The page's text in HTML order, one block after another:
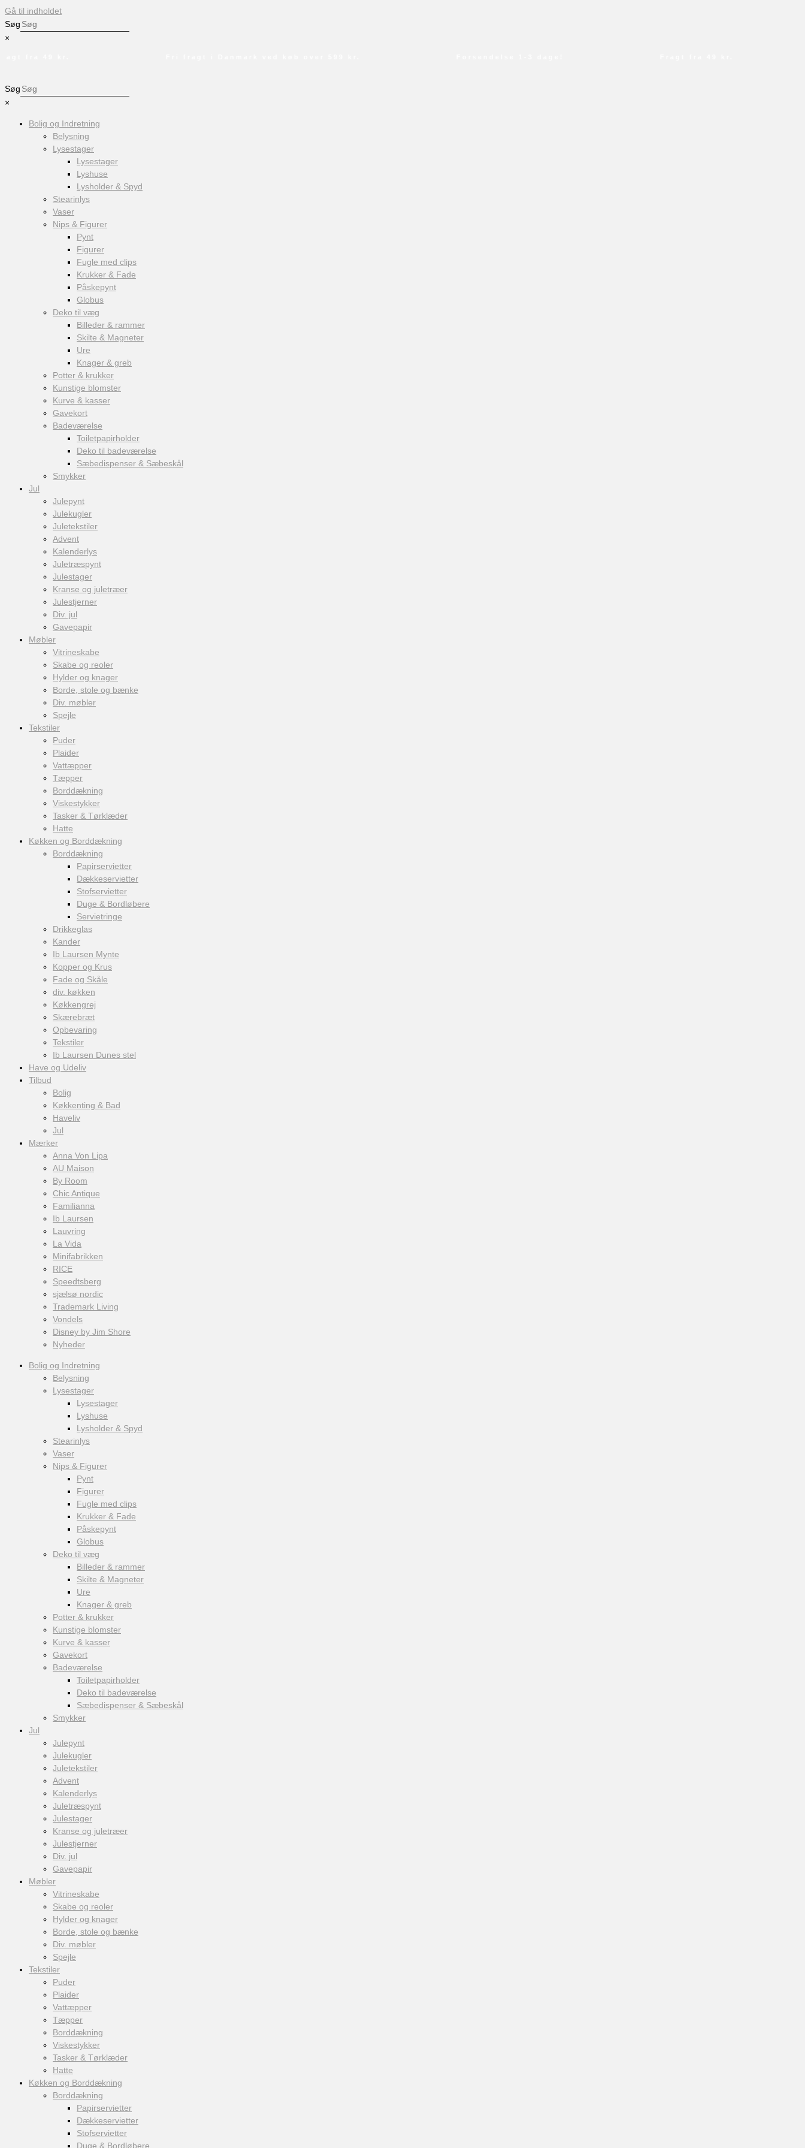
Gå til indholdet
Søg
×
Søg
×
Bolig og Indretning
Belysning
Lysestager
Lysestager
Lyshuse
Lysholder & Spyd
Stearinlys
Vaser
Nips & Figurer
Pynt
Figurer
Fugle med clips
Krukker & Fade
Påskepynt
Globus
Deko til væg
Billeder & rammer
Skilte & Magneter
Ure
Knager & greb
Potter & krukker
Kunstige blomster
Kurve & kasser
Gavekort
Badeværelse
Toiletpapirholder
Deko til badeværelse
Sæbedispenser & Sæbeskål
Smykker
Jul
Julepynt
Julekugler
Juletekstiler
Advent
Kalenderlys
Juletræspynt
Julestager
Kranse og juletræer
Julestjerner
Div. jul
Gavepapir
Møbler
Vitrineskabe
Skabe og reoler
Hylder og knager
Borde, stole og bænke
Div. møbler
Spejle
Tekstiler
Puder
Plaider
Vattæpper
Tæpper
Borddækning
Viskestykker
Tasker & Tørklæder
Hatte
Køkken og Borddækning
Borddækning
Papirservietter
Dækkeservietter
Stofservietter
Duge & Bordløbere
Servietringe
Drikkeglas
Kander
Ib Laursen Mynte
Kopper og Krus
Fade og Skåle
div. køkken
Køkkengrej
Skærebræt
Opbevaring
Tekstiler
Ib Laursen Dunes stel
Have og Udeliv
Tilbud
Bolig
Køkkenting & Bad
Haveliv
Jul
Mærker
Anna Von Lipa
AU Maison
By Room
Chic Antique
Familianna
Ib Laursen
Lauvring
La Vida
Minifabrikken
RICE
Speedtsberg
sjælsø nordic
Trademark Living
Vondels
Disney by Jim Shore
Nyheder
Bolig og Indretning
Belysning
Lysestager
Lysestager
Lyshuse
Lysholder & Spyd
Stearinlys
Vaser
Nips & Figurer
Pynt
Figurer
Fugle med clips
Krukker & Fade
Påskepynt
Globus
Deko til væg
Billeder & rammer
Skilte & Magneter
Ure
Knager & greb
Potter & krukker
Kunstige blomster
Kurve & kasser
Gavekort
Badeværelse
Toiletpapirholder
Deko til badeværelse
Sæbedispenser & Sæbeskål
Smykker
Jul
Julepynt
Julekugler
Juletekstiler
Advent
Kalenderlys
Juletræspynt
Julestager
Kranse og juletræer
Julestjerner
Div. jul
Gavepapir
Møbler
Vitrineskabe
Skabe og reoler
Hylder og knager
Borde, stole og bænke
Div. møbler
Spejle
Tekstiler
Puder
Plaider
Vattæpper
Tæpper
Borddækning
Viskestykker
Tasker & Tørklæder
Hatte
Køkken og Borddækning
Borddækning
Papirservietter
Dækkeservietter
Stofservietter
Duge & Bordløbere